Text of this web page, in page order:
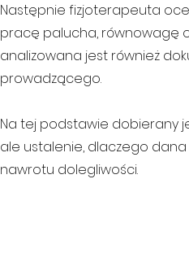
Następnie fizjoterapeuta
pracę palucha, równowagę
analizowana jest również
prowadzącego.
Na tej podstawie dobierany
ale ustalenie, dlaczego dana
nawrotu dolegliwości.